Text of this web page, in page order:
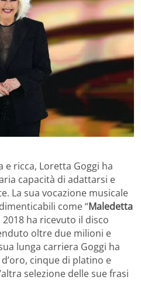
e ricca, Loretta Goggi ha
capacità di adattarsi e
La sua vocazione musicale
come “Maledetta
2018 ha ricevuto il disco
oltre due milioni e
lunga carriera Goggi ha
cinque di platino e
selezione delle sue frasi